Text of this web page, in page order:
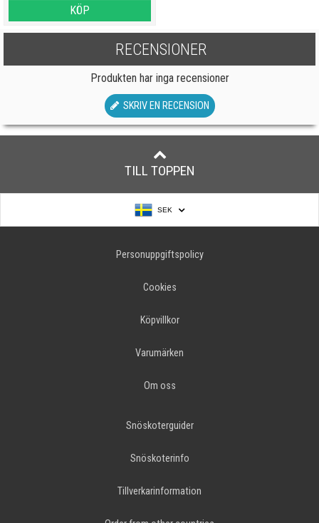
KÖP
RECENSIONER
Produkten har inga recensioner
SKRIV EN RECENSION
TILL TOPPEN
SEK
Personuppgiftspolicy
Cookies
Köpvillkor
Varumärken
Om oss
Snöskoterguider
Snöskoterinfo
Tillverkarinformation